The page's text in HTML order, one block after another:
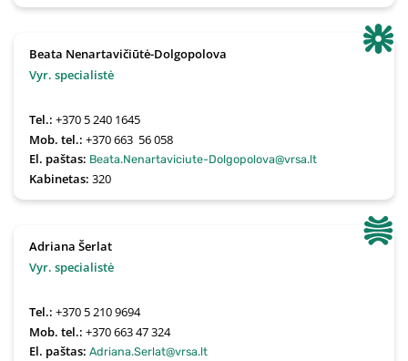
Beata Nenartavičiūtė-Dolgopolova
Vyr. specialistė
Tel.:+370 5 240 1645
Mob. tel.:+370 663  56 058
El. paštas: Beata.Nenartaviciute-Dolgopolova@vrsa.lt
Kabinetas:320
Adriana Šerlat
Vyr. specialistė
Tel.:+370 5 210 9694
Mob. tel.:+370 663 47 324
El. paštas:Adriana.Serlat@vrsa.lt